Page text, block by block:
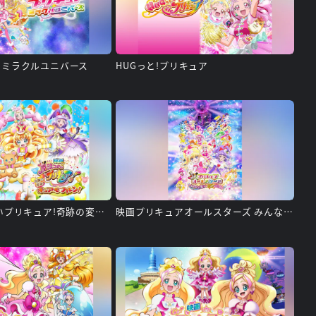
ラクルユニバース HUGっと!プリキュア
映画 魔法つかいプリキュア!奇跡の変身!キュアモフルン! 映画プリキュアオールスターズ みんなで歌う♪奇跡の魔法!